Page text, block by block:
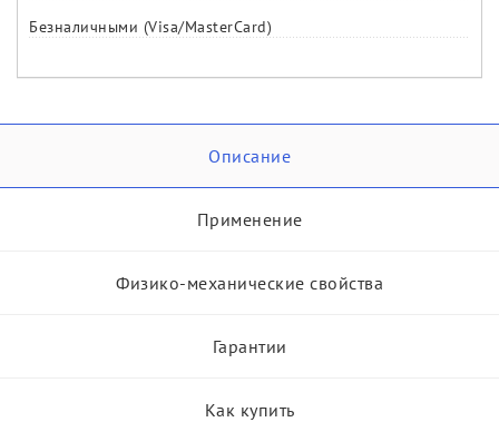
Безналичными (Visa/MasterCard)
Описание
Применение
Физико-механические свойства
Гарантии
Как купить